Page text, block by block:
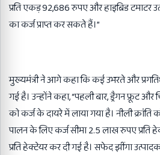
प्रति एकड़ 92,686 रुपए और हाइब्रिड टमाटर
का कर्ज प्राप्त कर सकते हैं।”
मुख्यमंत्री ने आगे कहा कि कई उभरते और
गई है। उन्होंने कहा, “पहली बार, ड्रैगन फ्रूट
को कर्ज के दायरे में लाया गया है। नीली
पालन के लिए कर्ज सीमा 2.5 लाख रुपए
प्रति हेक्टेयर कर दी गई है। सफेद झींगा